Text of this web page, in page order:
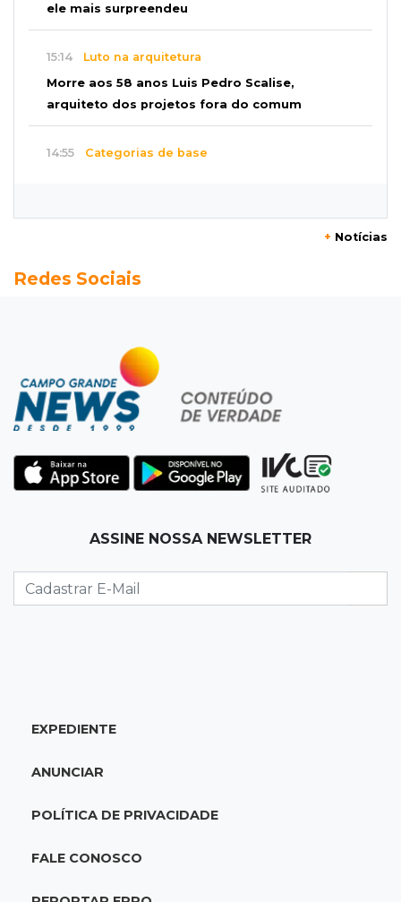
ele mais surpreendeu
15:14 Luto na arquitetura
Morre aos 58 anos Luis Pedro Scalise,
arquiteto dos projetos fora do comum
14:55 Categorias de base
Típico de MS, bocaiúva vira cosmético em
Liberadas
Justiça suspende punições do MEC a cursos de
medicina com nota baixa
PF indicia 16 por queda de avião da Voepass
que matou 4 pessoas ligadas a MS
Falta de acessibilidade
semanas e dificulta passagem de cadeirantes
13:55Eleições 2026
Mato Grosso do Sul nas eleições de 2026
MS abre 1.437 empresas em julho e ultrapassa
+ Notícias
Redes Sociais
ASSINE NOSSA NEWSLETTER
EXPEDIENTE
ANUNCIAR
POLÍTICA DE PRIVACIDADE
FALE CONOSCO